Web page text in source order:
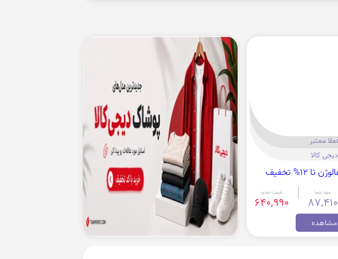
معتبر
دیجی کالا
12% تخفیف
سود شما
87,410
قیمت جدید
640,990
مشاهده